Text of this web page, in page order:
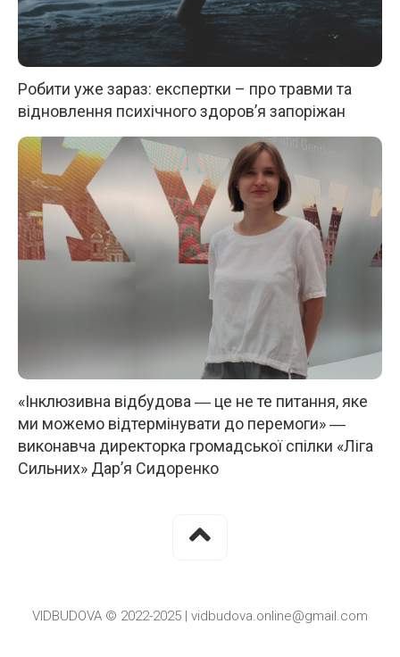
Робити уже зараз: експертки – про травми та
відновлення психічного здоров’я запоріжан
«Інклюзивна відбудова ― це не те питання, яке
ми можемо відтермінувати до перемоги» ―
виконавча директорка громадської спілки «Ліга
Сильних» Дар’я Сидоренко
VIDBUDOVA © 2022-2025 | vidbudova.online@gmail.com